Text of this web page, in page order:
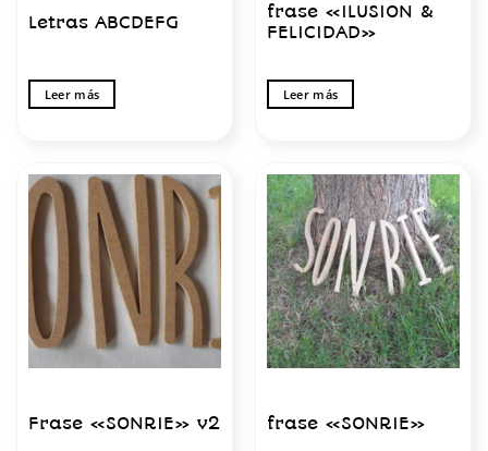
Letras ABCDEFG
Leer más
frase «ILUSION &
FELICIDAD»
Leer más
Frase «SONRIE» v2 frase «SONRIE»